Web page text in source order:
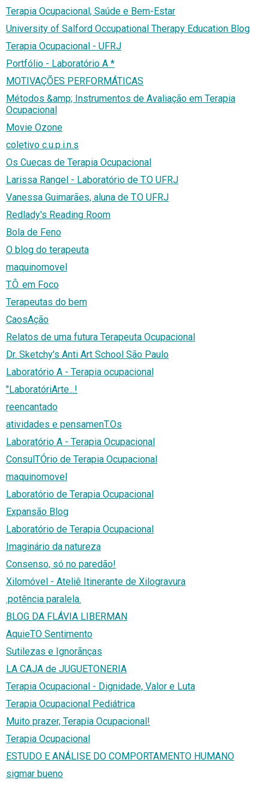
Terapia Ocupacional, Saúde e Bem-Estar
University of Salford Occupational Therapy Education Blog
Terapia Ocupacional - UFRJ
Portfólio - Laboratório A *
MOTIVAÇÕES PERFORMÁTICAS
Métodos &amp; Instrumentos de Avaliação em Terapia
Ocupacional
Movie Ozone
coletivo c.u.p.i.n.s
Os Cuecas de Terapia Ocupacional
Larissa Rangel - Laboratório de T.O UFRJ
Vanessa Guimarães, aluna de T.O UFRJ
Redlady's Reading Room
Bola de Feno
O blog do terapeuta
maquinomovel
T.Ô. em Foco
Terapeutas do bem
CaosAção
Relatos de uma futura Terapeuta Ocupacional
Dr. Sketchy's Anti Art School São Paulo
Laboratório A - Terapia ocupacional
"LaboratóriArte...!
reencantado
atividades e pensamenT.Os
Laboratório A - Terapia Ocupacional
ConsulTÓrio de Terapia Ocupacional
maquinomovel
Laboratório de Terapia Ocupacional
Expansão Blog
Laboratório de Terapia Ocupacional
Imaginário da natureza
Consenso, só no paredão!
Xilomóvel - Ateliê Itinerante de Xilogravura
.potência paralela.
BLOG DA FLÁVIA LIBERMAN
AquieTO Sentimento
Sutilezas e Ignorãnças
LA CAJA de JUGUETONERIA
Terapia Ocupacional - Dignidade, Valor e Luta
Terapia Ocupacional Pediátrica
Muito prazer, Terapia Ocupacional!
Terapia Ocupacional
ESTUDO E ANÁLISE DO COMPORTAMENTO HUMANO
sigmar bueno